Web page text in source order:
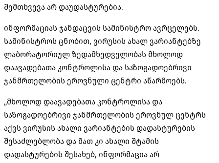
შემთხვევა არ დაუდასტურებია.
ინფორმაციას ჯანდაცვის სამინისტრო ავრცელებს.
სამინისტროს ცნობით, ვირუსის ახალ ვარიანტებზე
ლაბორატორიულ ზედამხედველობას მხოლოდ
დაავადებათა კონტროლისა და საზოგადოებრივი
ჯანმრთელობის ეროვნული ცენტრი აწარმოებს.
„მხოლოდ დაავადებათა კონტროლისა და
საზოგადოებრივი ჯანმრთელობის ეროვნულ ცენტრს
აქვს ვირუსის ახალი ვარიანტების დადასტურების
შესაძლებლობა და მათ კი ახალი შტამის
დადასტურების შესახებ, ინფორმაცია არ